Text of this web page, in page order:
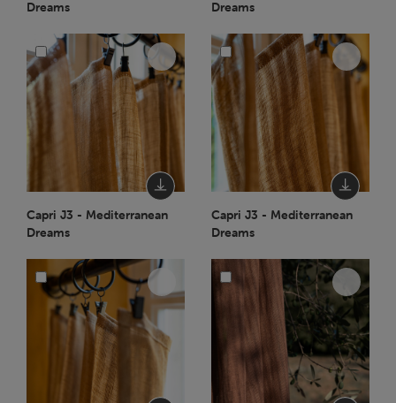
Dreams
Dreams
Capri J3 - Mediterranean
Dreams
Capri J3 - Mediterranean
Dreams